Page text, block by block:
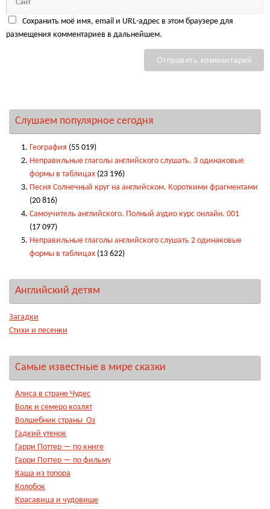
Сохранить моё имя, email и URL-адрес в этом браузере для
размещения комментариев в дальнейшем.
Слушаем популярное сегодня
География (55 019)
Неправильные глаголы английского слушать. 3 одинаковые
формы в таблицах (23 196)
Песня Солнечный круг на английском. Короткими фрагментами
(20 816)
Самоучитель английского. Полный аудио курс онлайн. 001
(17 097)
Неправильные глаголы английского слушать 2 одинаковые
формы в таблицах (13 622)
Английский детям
Загадки
Стихи и песенки
Самые известные в мире сказки
Алиса в стране Чудес
Волк и семеро козлят
Волшебник страны Оз
Гадкий утенок
Гарри Поттер — по книге
Гарри Поттер — по фильму
Каша из топора
Колобок
Красавица и чудовище